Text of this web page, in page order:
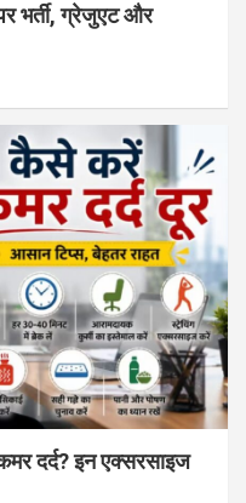
भर्ती, ग्रेजुएट और
दर्द? इन एक्सरसाइज